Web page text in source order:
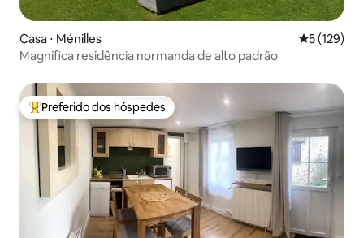
Casa ⋅ Ménilles 5 de uma
5 (129)
Magnífica residência normanda de alto padrão
Entre os melhores preferidos dos hóspedes
Preferido dos hóspedes